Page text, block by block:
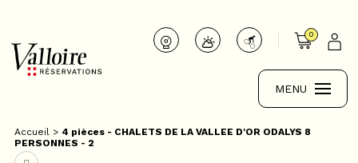
0
MENU
Accueil > 4 pièces - CHALETS DE LA VALLEE D'OR ODALYS 8
PERSONNES - 2